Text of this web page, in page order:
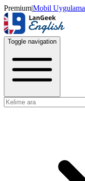
Premium|Mobil Uygulama
Toggle navigation